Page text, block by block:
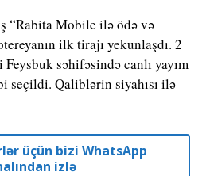
“Rabita Mobile ilə ödə və
ilk tirajı yekunlaşdı. 2
səhifəsində canlı yayım
seçildi. Qaliblərin siyahısı ilə
üçün bizi WhatsApp
izlə